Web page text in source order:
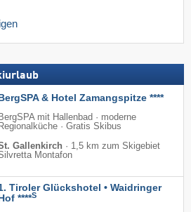
& Hotel Zamangspitze ****
BergSPA mit Hallenbad · moderne
Regionalküche · Gratis Skibus
Gallenkirch · 1,5 km zum Skigebiet
Montafon
Tiroler Glückshotel • Waidringer
****S